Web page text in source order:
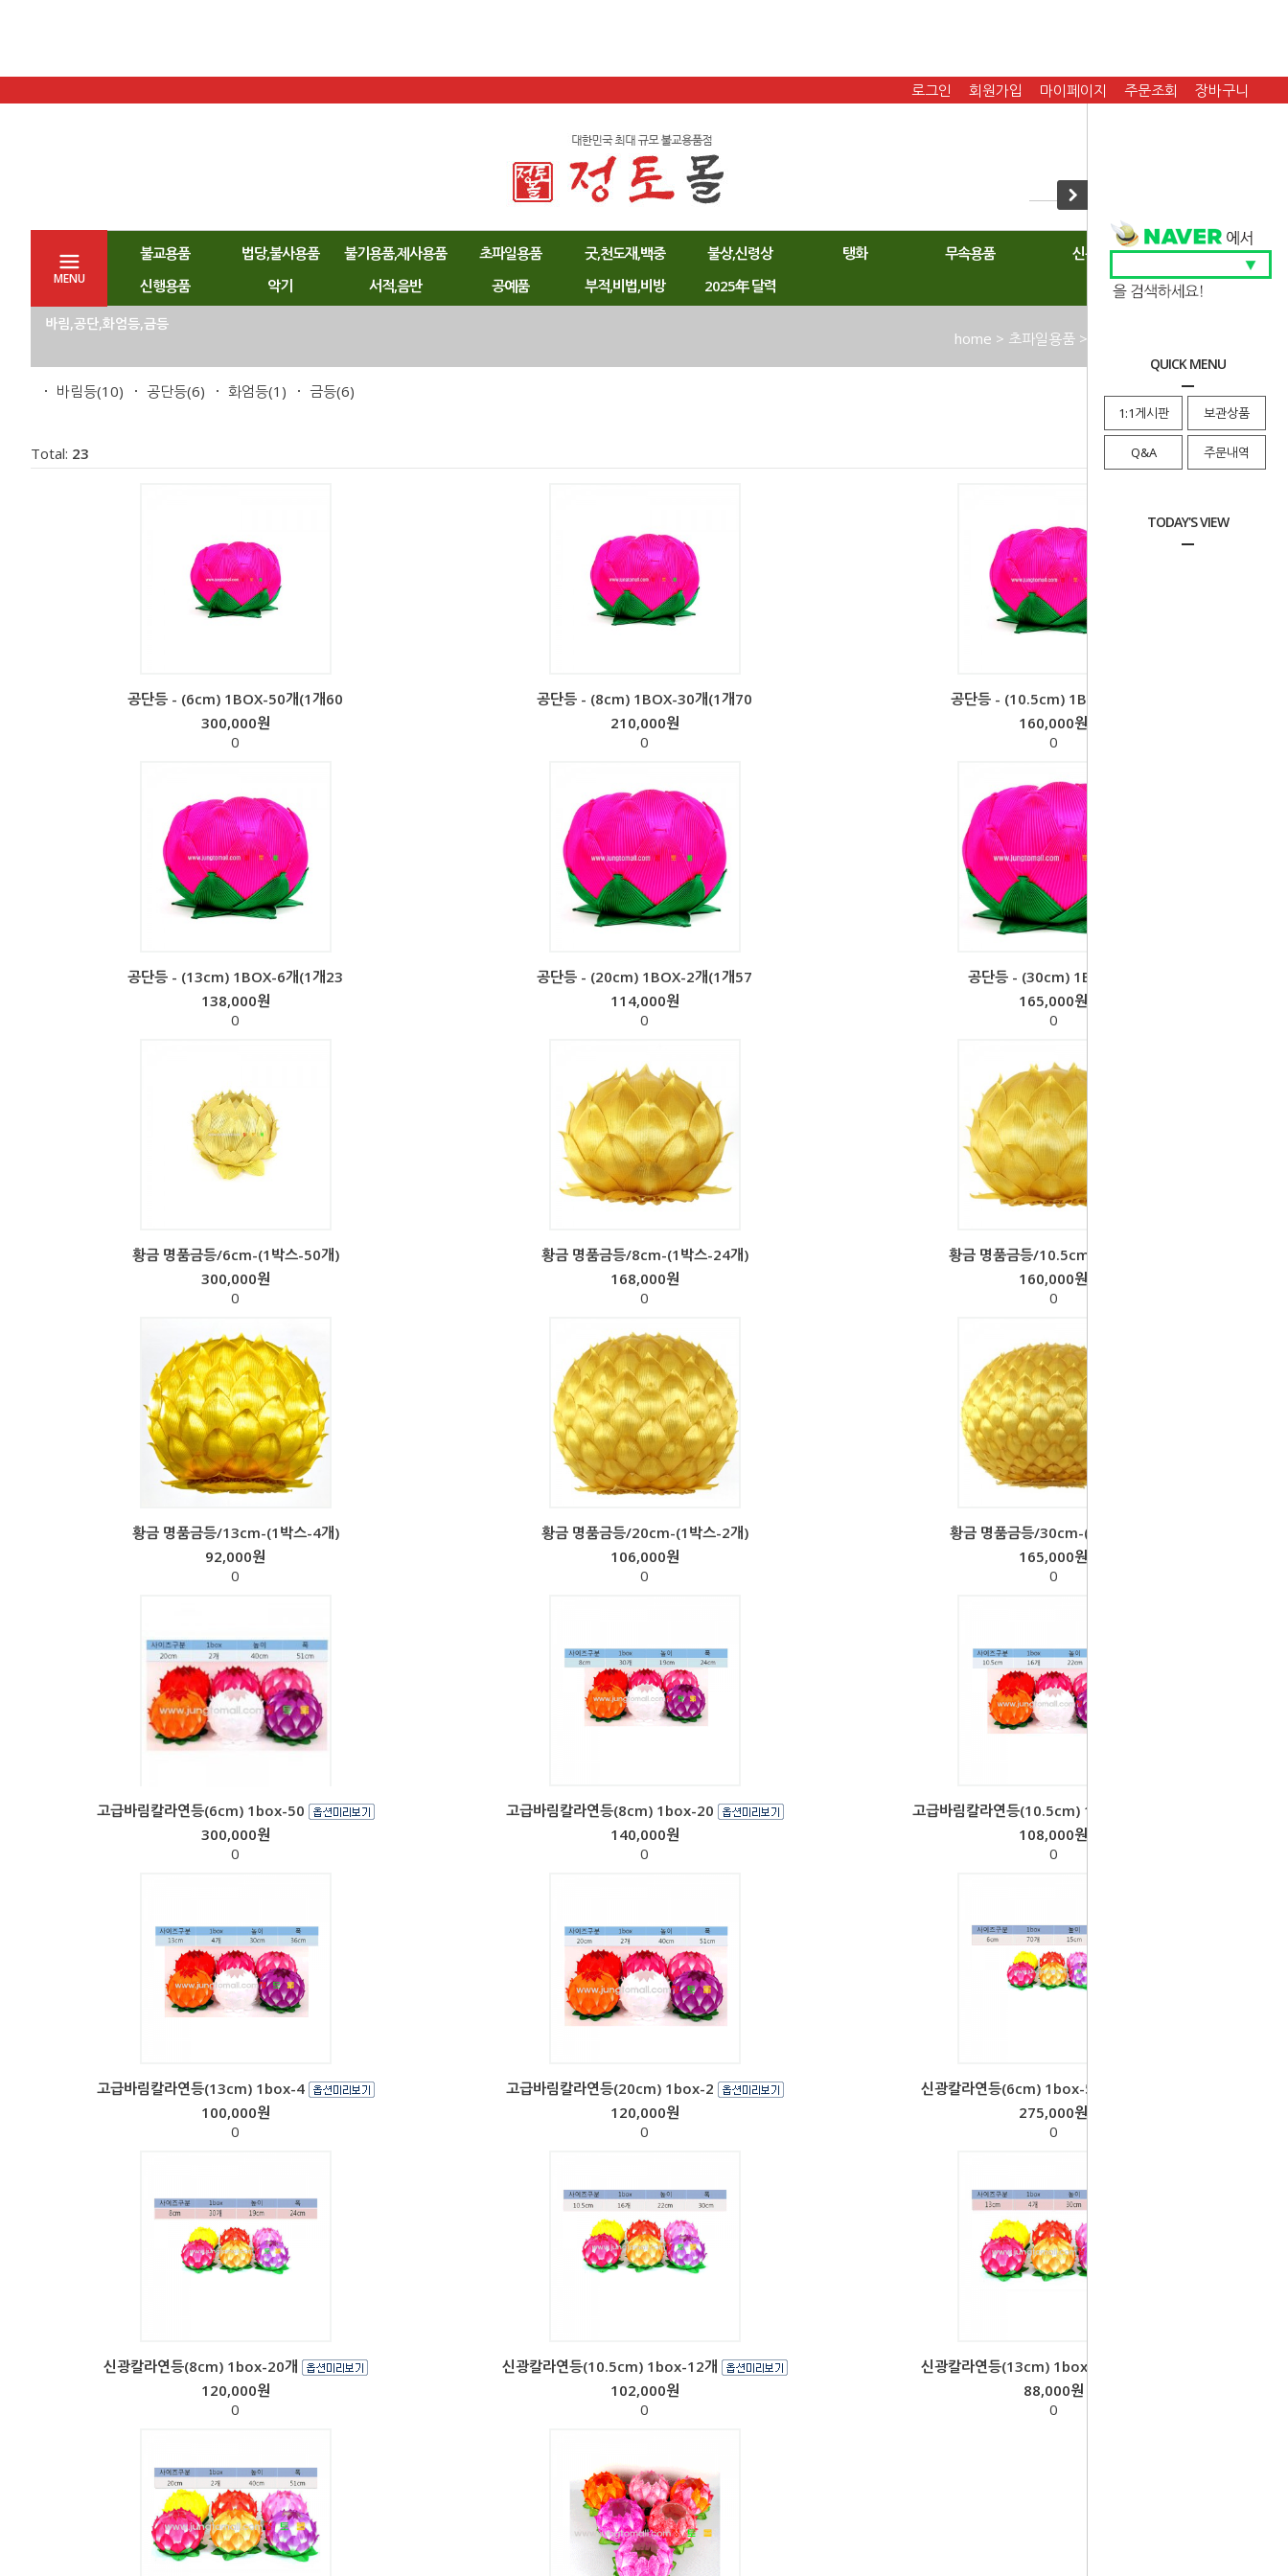
QUICK MENU
1:1게시판 보관상품
Q&A 주문내역
TODAY'S VIEW
로그인 회원가입 마이페이지 주문조회 장바구니
MENU
불교용품 법당,불사용품 불기용품,제사용품 초파일용품 굿,천도재,백중 불상,신령상 탱화 무속용품
신복
신행용품
악기 서적,음반 공예품 부적,비법,비방 2025年 달력
바림,공단,화엄등,금등
home > 초파일용품 >
바림등(10) 공단등(6) 화엄등(1) 금등(6)
Total: 23
공단등 - (6cm) 1BOX-50개(1개60
300,000원
0
공단등 - (8cm) 1BOX-30개(1개70
210,000원
0
공단등 - (10.5cm) 1BOX-16개(1
160,000원
0
공단등 - (13cm) 1BOX-6개(1개23
138,000원
0
공단등 - (20cm) 1BOX-2개(1개57
114,000원
0
공단등 - (30cm) 1BOX-1개
165,000원
0
황금 명품금등/6cm-(1박스-50개)
300,000원
0
황금 명품금등/8cm-(1박스-24개)
168,000원
0
황금 명품금등/10.5cm-(1박스-16
160,000원
0
황금 명품금등/13cm-(1박스-4개)
92,000원
0
황금 명품금등/20cm-(1박스-2개)
106,000원
0
황금 명품금등/30cm-(1박스-1개)
165,000원
0
고급바림칼라연등(6cm) 1box-50
300,000원
0
고급바림칼라연등(8cm) 1box-20
140,000원
0
고급바림칼라연등(10.5cm) 1box-
108,000원
0
고급바림칼라연등(13cm) 1box-4
100,000원
0
고급바림칼라연등(20cm) 1box-2
120,000원
0
신광칼라연등(6cm) 1box-50개
275,000원
0
신광칼라연등(8cm) 1box-20개
120,000원
0
신광칼라연등(10.5cm) 1box-12개
102,000원
0
신광칼라연등(13cm) 1box-4개
88,000원
0